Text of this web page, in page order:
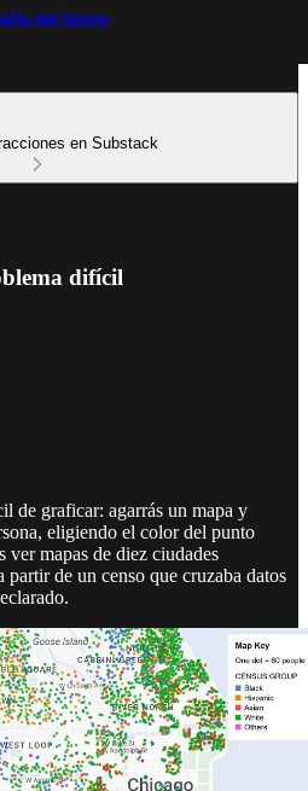
del futuro
en Substack
difícil
de graficar: agarrás un mapa y
eligiendo el color del punto
ver mapas de diez ciudades
partir de un censo que cruzaba datos